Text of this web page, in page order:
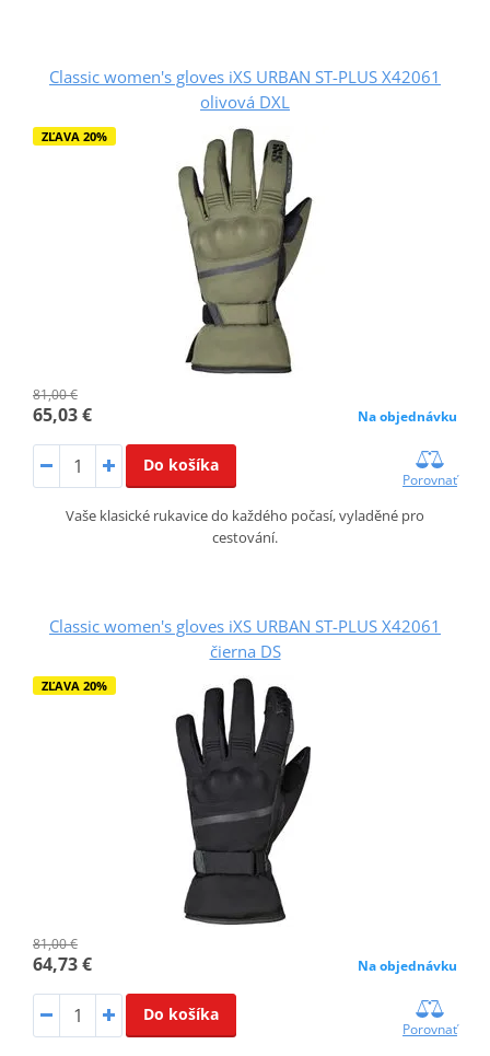
Classic women's gloves iXS URBAN ST-PLUS X42061
olivová DXL
ZĽAVA 20%
81,00 €
65,03 € Na objednávku
Do košíka
Porovnať
Vaše klasické rukavice do každého počasí, vyladěné pro
cestování.
Classic women's gloves iXS URBAN ST-PLUS X42061
čierna DS
ZĽAVA 20%
81,00 €
64,73 € Na objednávku
Do košíka
Porovnať